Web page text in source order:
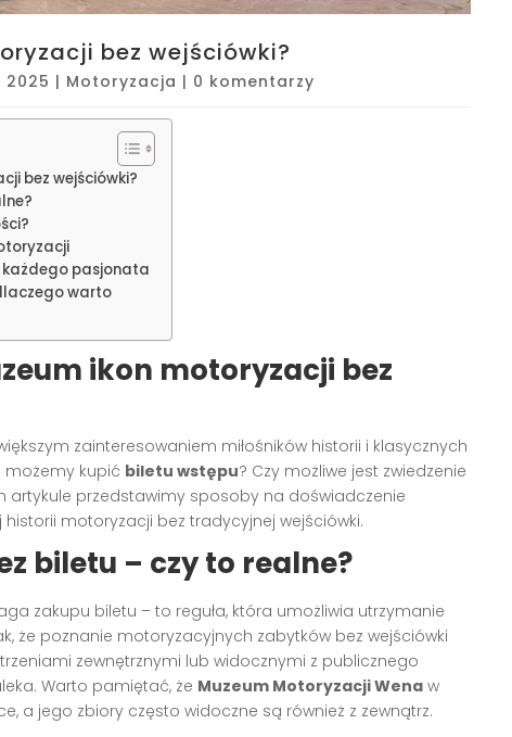
bez wejściówki?
2025 | Motoryzacja | 0 komentarzy
bez wejściówki?
każdego pasjonata
warto
ikon motoryzacji bez
zainteresowaniem miłośników historii i klasycznych
możemy kupić biletu wstępu? Czy możliwe jest zwiedzenie
artykule przedstawimy sposoby na doświadczenie
motoryzacji bez tradycyjnej wejściówki.
biletu – czy to realne?
zakupu biletu – to reguła, która umożliwia utrzymanie
że poznanie motoryzacyjnych zabytków bez wejściówki
zewnętrznymi lub widocznymi z publicznego
Warto pamiętać, że Muzeum Motoryzacji Wena w
a jego zbiory często widoczne są również z zewnątrz.